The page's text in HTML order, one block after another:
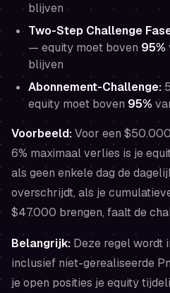
blijven
Two-Step Challenge
— equity moet boven 95%
blijven
Abonnement-Challenge:
equity moet boven 95%
Voorbeeld:Voor een
6% maximaal verlies is je
als geen enkele dag de
overschrijdt, als je
$47.000 brengen, faalt de
Belangrijk: Deze regel wordt
inclusief niet-gerealiseerde
je open posities je equity